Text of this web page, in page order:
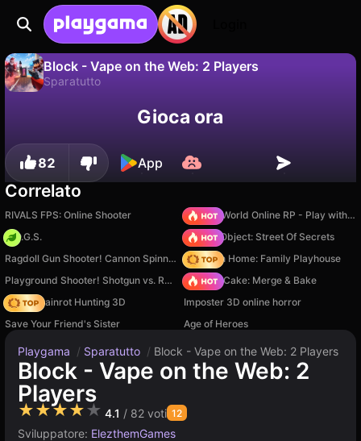
Block - Vape on the Web: 2 Players
Sparatutto
Salva i progressi!Gioca ora
82 App
Correlato
RIVALS FPS: Online Shooter
Sprunki World Online RP - Play with Friends!
H.O.G.S.
Hidden Object: Street Of Secrets
Ragdoll Gun Shooter! Cannon Spinner Playground
My Town Home: Family Playhouse
Playground Shooter! Shotgun vs. Ragdolls!
Piece of Cake: Merge & Bake
Italian Brainrot Hunting 3D
Imposter 3D online horror
Save Your Friend's Sister
Age of Heroes
Playgama / Sparatutto / Block - Vape on the Web: 2 Players
Block - Vape on the Web: 2
Players
★★★★★ 4.1 / 82 voti 12
Sviluppatore: ElezthemGames